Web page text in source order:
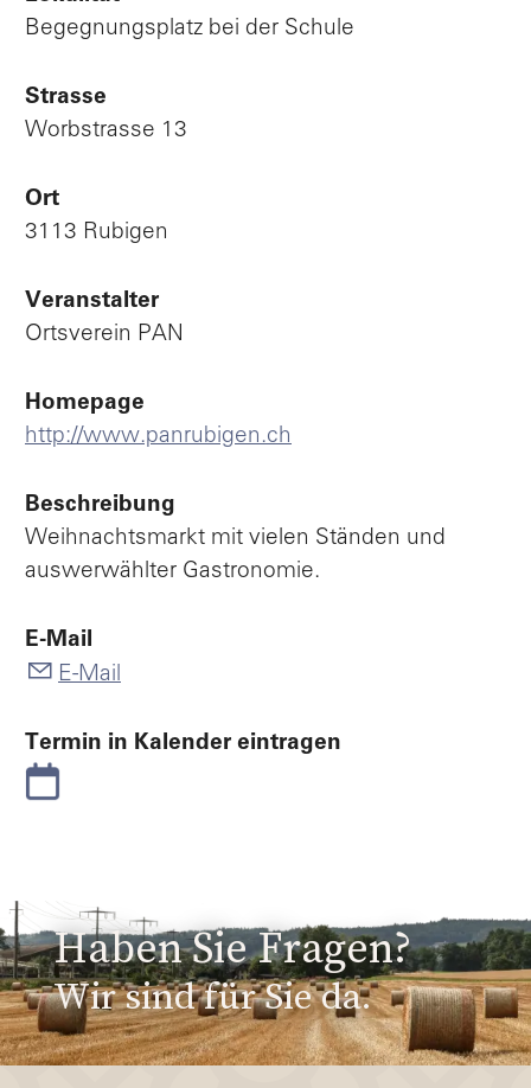
Begegnungsplatz bei der Schule
Strasse
Worbstrasse 13
Ort
3113 Rubigen
Veranstalter
Ortsverein PAN
Homepage
http://www.panrubigen.ch
Beschreibung
Weihnachtsmarkt mit vielen Ständen und
auswerwählter Gastronomie.
E-Mail
E-Mail
Termin in Kalender eintragen
Haben Sie Fragen?
Wir sind für Sie da.